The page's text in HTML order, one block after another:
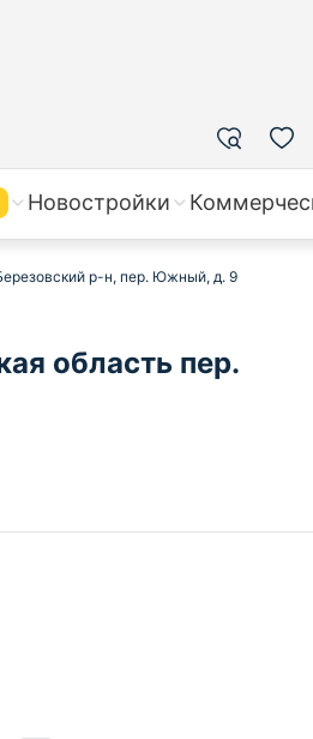
Новостройки
р-н, пер. Южный, д. 9
область пер.